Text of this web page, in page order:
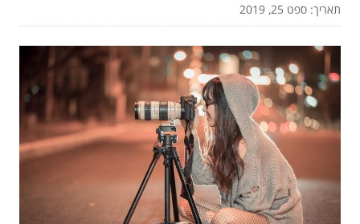
תאריך: ספט 25, 2019